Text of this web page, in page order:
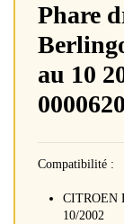
Phare
au 10
Compatibilité :
CITROEN
10/2002